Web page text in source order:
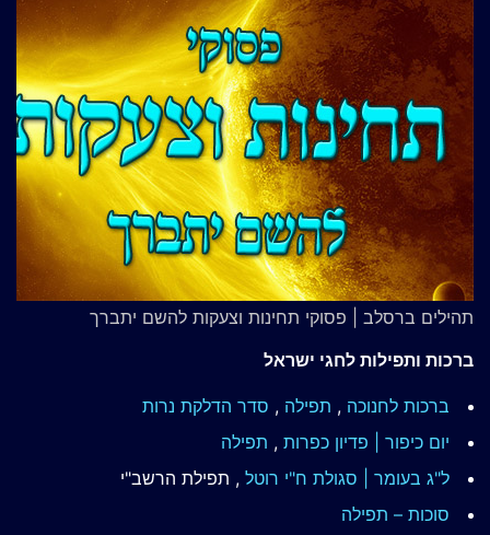
תהילים ברסלב | פסוקי תחינות וצעקות להשם יתברך
ברכות ותפילות לחגי ישראל
ברכות לחנוכה , תפילה , סדר הדלקת נרות
יום כיפור | פדיון כפרות , תפילה
ל"ג בעומר | סגולת ח"י רוטל , תפילת הרשב"י
סוכות – תפילה